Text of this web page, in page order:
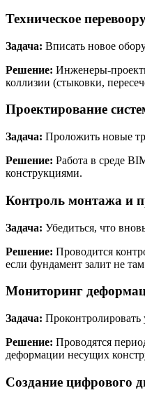
Техническое
Задача: Вписать новое
Решение: Инженеры-
коллизии (стыковки,
Проектирование
Задача: Проложить новые
Решение: Работа в среде
конструкциями.
Контроль монтажа и
Задача: Убедиться, что
Решение: Проводится
если фундамент залит не
Мониторинг
Задача: Проконтролировать
Решение: Проводятся
деформации несущих
Создание цифрового